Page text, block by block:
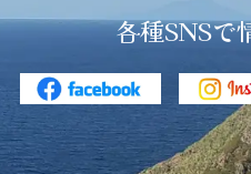
各種SNSで